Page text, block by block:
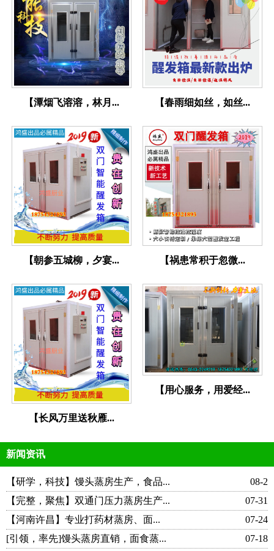
【潭烟飞溶溶，林月... 【春雨细如丝，如丝...
【朝参五城柳，夕宴... 【祸患常积于忽微...
【长风万里送秋雁...
【用心服务，用爱经...
新闻资讯
08-2
【研学，科技】馒头蒸房生产，食品...
07-31
【完整，聚焦】双通门压力蒸房生产...
07-24
【河南许昌】专业打药材蒸房、面...
07-18
[引领，率先]馒头蒸房直销，面食蒸...